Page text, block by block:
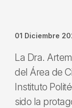
01 Diciembre
La Dra.
del Área de
Instituto
sido la